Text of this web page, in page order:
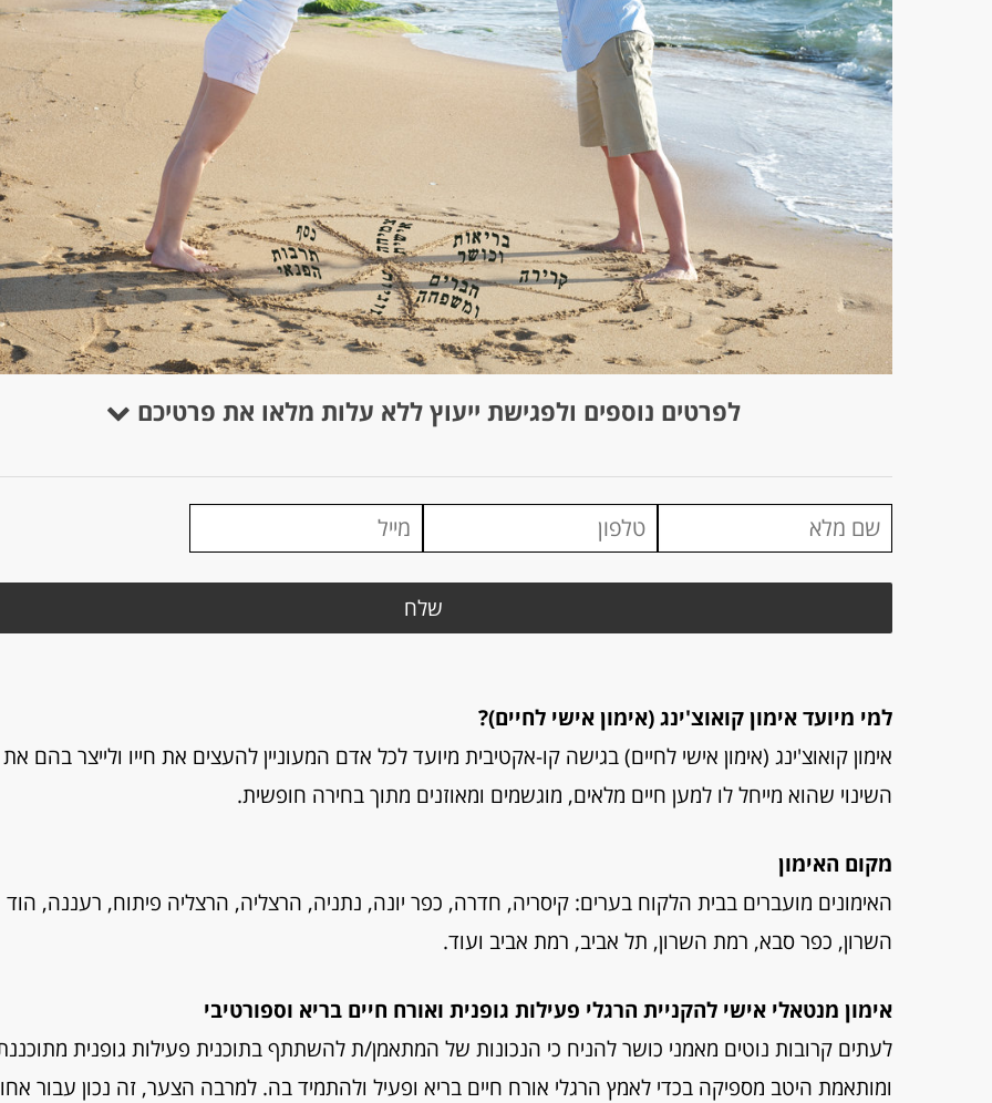
לפרטים נוספים ולפגישת ייעוץ ללא עלות מלאו את פרטיכם
למי מיועד אימון קואוצ'ינג (אימון אישי לחיים)?
אימון קואוצ'ינג (אימון אישי לחיים) בגישה קו-אקטיבית מיועד לכל אדם המעוניין להעצים את חייו ולייצר בהם את
השינוי שהוא מייחל לו למען חיים מלאים, מוגשמים ומאוזנים מתוך בחירה חופשית.
מקום האימון
האימונים מועברים בבית הלקוח בערים: קיסריה, חדרה, כפר יונה, נתניה, הרצליה, הרצליה פיתוח, רעננה, הוד
השרון, כפר סבא, רמת השרון, תל אביב, רמת אביב ועוד.
אימון מנטאלי אישי להקניית הרגלי פעילות גופנית ואורח חיים בריא וספורטיבי
לעתים קרובות נוטים מאמני כושר להניח כי הנכונות של המתאמן/ת להשתתף בתוכנית פעילות גופנית
ומותאמת היטב מספיקה בכדי לאמץ הרגלי אורח חיים בריא ופעיל ולהתמיד בה. למרבה הצער, זה נכון עבור